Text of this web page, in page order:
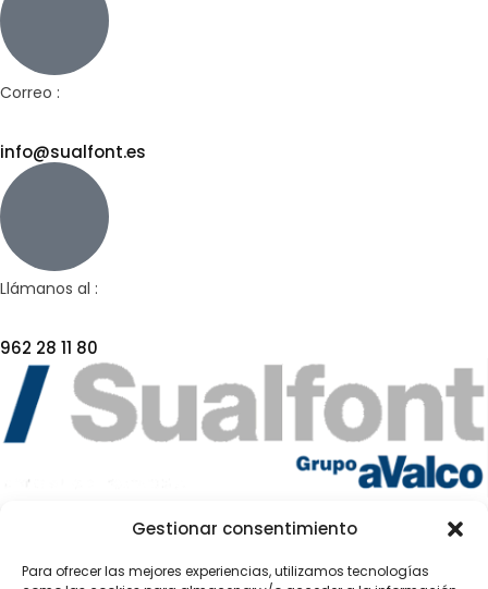
Gestionar consentimiento
Para ofrecer las mejores experiencias, utilizamos tecnologías
Correo :
info@sualfont.es
Llámanos al :
962 28 11 80
DESDE 1992